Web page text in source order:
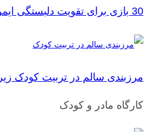
30 بازی برای تقویت دلبستگی ایمن میان والد و کودک
مرزبندی سالم در تربیت کودک زیر ۵ سال
کارگاه مادر و کودک